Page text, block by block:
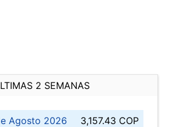
2 SEMANAS
Agosto 2026
3,157.43 COP